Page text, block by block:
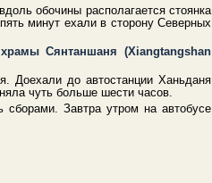
обочины располагается стоянка
минут ехали в сторону Северных
Сянтаншаня (Xiangtangshan
Доехали до автостанции Ханьданя
чуть больше шести часов.
Завтра утром на автобусе